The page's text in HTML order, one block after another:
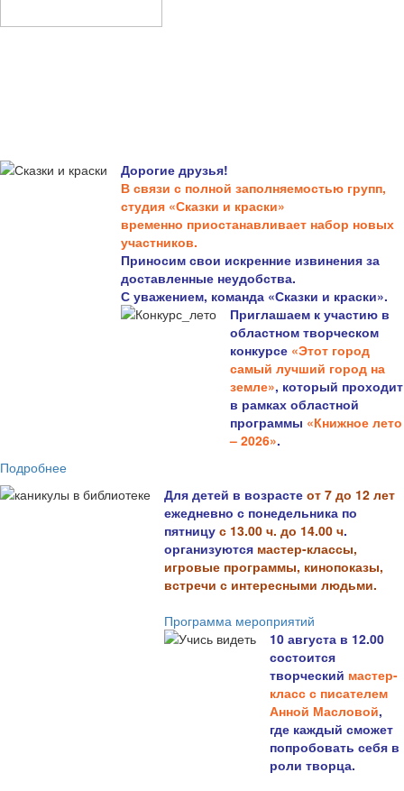
Дорогие друзья!
В связи с полной заполняемостью групп,
студия «Сказки и краски»
временно приостанавливает набор новых
участников.
Приносим свои искренние извинения за
доставленные неудобства.
С уважением, команда «Сказки и краски».
Приглашаем к участию в
областном творческом
конкурсе «Этот город
самый лучший город на
земле», который проходит
в рамках областной
программы «Книжное лето
– 2026».
Подробнее
Для детей в возрасте от 7 до 12 лет
ежедневно с понедельника по
пятницу с 13.00 ч. до 14.00 ч.
организуются мастер-классы,
игровые программы, кинопоказы,
встречи с интересными людьми.
Программа мероприятий
10 августа в 12.00
состоится
творческий мастер-
класс с писателем
Анной Масловой,
где каждый сможет
попробовать себя в
роли творца.